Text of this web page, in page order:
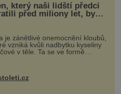
který naši lidští předci
před miliony let, by
pomoci s léčbou
králů“
je zánětlivé onemocnění kloubů,
vzniká kvůli nadbytku kyseliny
v těle. Ta se ve formě
a způsobuje bole...